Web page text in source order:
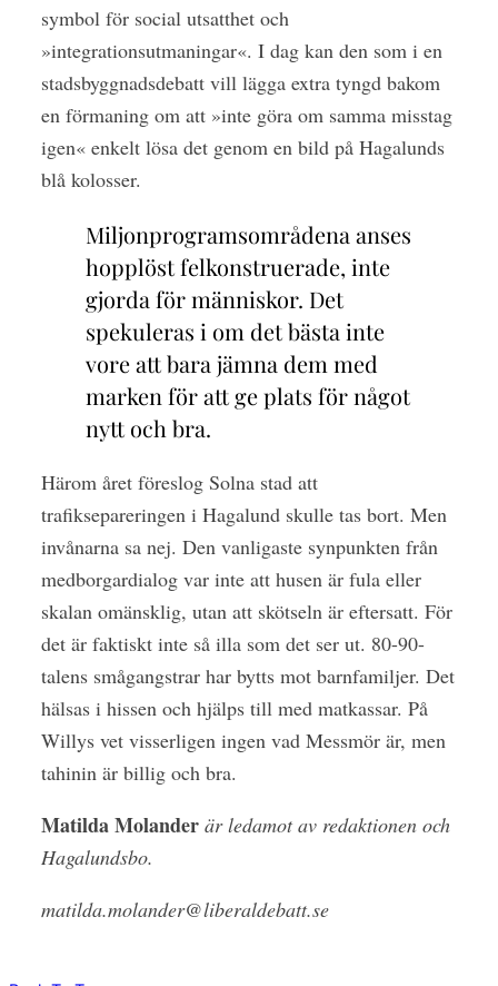
symbol för social utsatthet och
»integrationsutmaningar«. I dag kan den som i en
stadsbyggnadsdebatt vill lägga extra tyngd bakom
en förmaning om att »inte göra om samma misstag
igen« enkelt lösa det genom en bild på Hagalunds
blå kolosser.
Miljonprogramsområdena anses
hopplöst felkonstruerade, inte
gjorda för människor. Det
spekuleras i om det bästa inte
vore att bara jämna dem med
marken för att ge plats för något
nytt och bra.
Härom året föreslog Solna stad att
trafiksepareringen i Hagalund skulle tas bort. Men
invånarna sa nej. Den vanligaste synpunkten från
medborgardialog var inte att husen är fula eller
skalan omänsklig, utan att skötseln är eftersatt. För
det är faktiskt inte så illa som det ser ut. 80-90-
talens smågangstrar har bytts mot barnfamiljer. Det
hälsas i hissen och hjälps till med matkassar. På
Willys vet visserligen ingen vad Messmör är, men
tahinin är billig och bra.
Matilda Molander är ledamot av redaktionen och
Hagalundsbo.
matilda.molander@liberaldebatt.se